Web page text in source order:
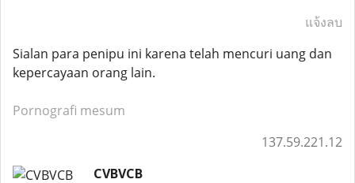
แจ้งลบ
Sialan para penipu ini karena telah mencuri uang dan
kepercayaan orang lain.
Pornografi mesum
137.59.221.12
CVBVCB